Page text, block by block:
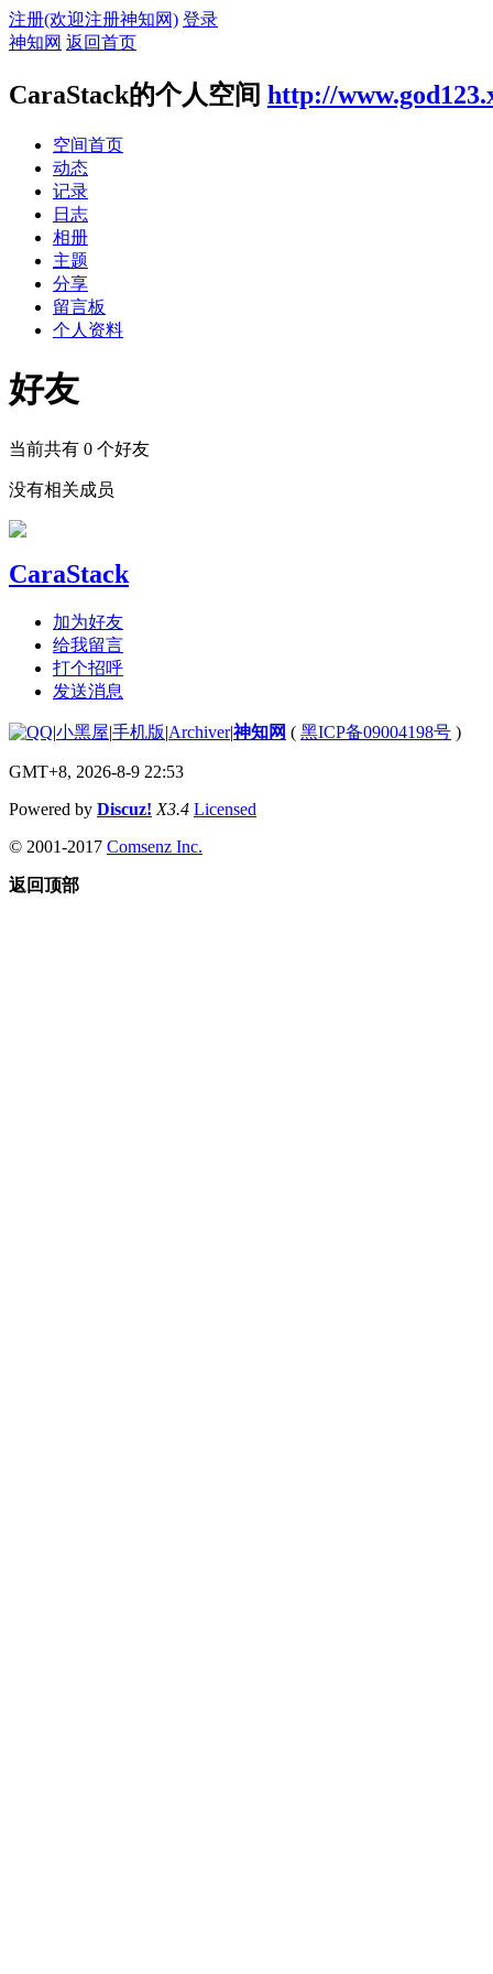
注册(欢迎注册神知网) 登录
神知网 返回首页
CaraStack的个人空间 http://
空间首页
动态
记录
日志
相册
主题
分享
留言板
个人资料
好友
当前共有 0 个好友
没有相关成员
CaraStack
加为好友
给我留言
打个招呼
发送消息
|小黑屋|手机版|Archiver|神知网 ( 黑ICP备09004198号 )
GMT+8, 2026-8-9 22:53
Powered by Discuz! X3.4 Licensed
© 2001-2017 Comsenz Inc.
返回顶部